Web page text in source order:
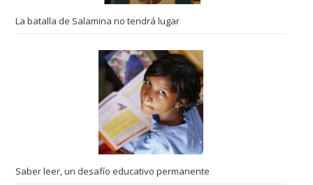
La batalla de Salamina no tendrá lugar
Saber leer, un desafío educativo permanente